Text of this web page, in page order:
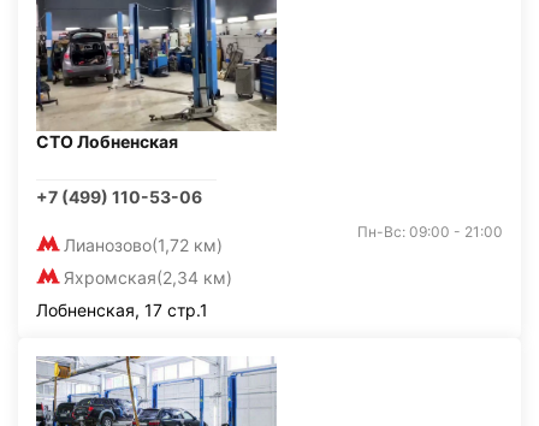
СТО Лобненская
+7 (499) 110-53-06
Лианозово(1,72 км)
Яхромская(2,34 км)
Пн-Вс: 09:00 - 21:00
Лобненская, 17 стр.1